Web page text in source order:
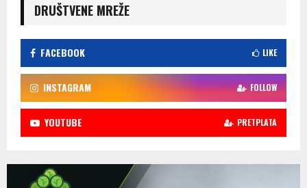
DRUŠTVENE MREŽE
FACEBOOK LIKE
INSTAGRAM FOLLOW
YOUTUBE PRETPLATA